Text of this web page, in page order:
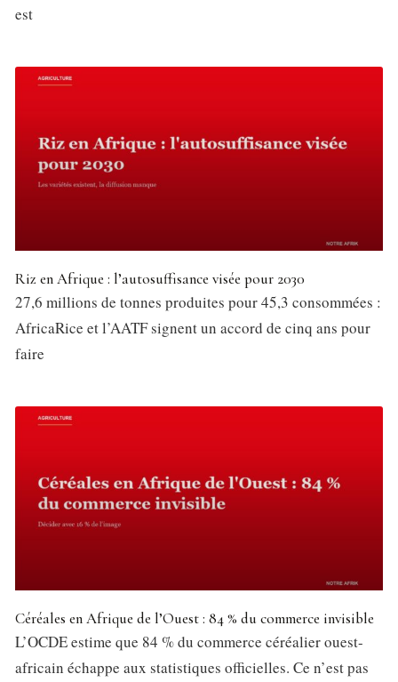
est
Riz en Afrique : l’autosuffisance visée pour 2030
27,6 millions de tonnes produites pour 45,3 consommées :
AfricaRice et l’AATF signent un accord de cinq ans pour
faire
Céréales en Afrique de l’Ouest : 84 % du commerce invisible
L’OCDE estime que 84 % du commerce céréalier ouest-
africain échappe aux statistiques officielles. Ce n’est pas